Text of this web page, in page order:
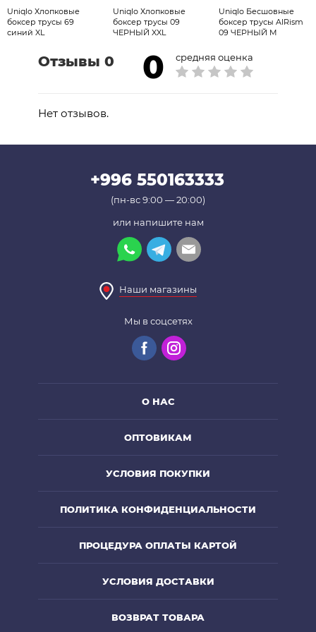
материал
71% нейлон, 29% полиуретан
Умение обращаться
использовать сетку для стирки, не
Uniqlo Хлопковые
боксер трусы 69
синий XL
Uniqlo Хлопковые
боксер трусы 09
ЧЕРНЫЙ XXL
Uniqlo Бесшовные
боксер трусы AIRism
09 ЧЕРНЫЙ M
Отзывы 0 0 средняя оценка
Нет отзывов.
+996 550163333
(пн-вс 9:00 — 20:00)
или напишите нам
Наши магазины
Мы в соцсетях
О НАС
ОПТОВИКАМ
УСЛОВИЯ ПОКУПКИ
ПОЛИТИКА КОНФИДЕНЦИАЛЬНОСТИ
ПРОЦЕДУРА ОПЛАТЫ КАРТОЙ
УСЛОВИЯ ДОСТАВКИ
ВОЗВРАТ ТОВАРА